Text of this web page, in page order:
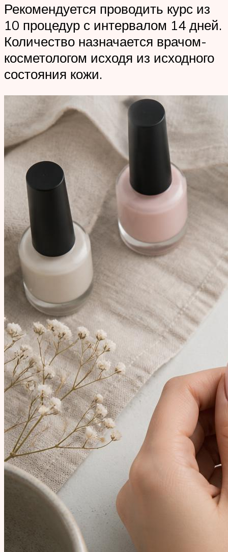
Рекомендуется проводить курс из
10 процедур с интервалом 14 дней.
Количество назначается врачом-
косметологом исходя из исходного
состояния кожи.